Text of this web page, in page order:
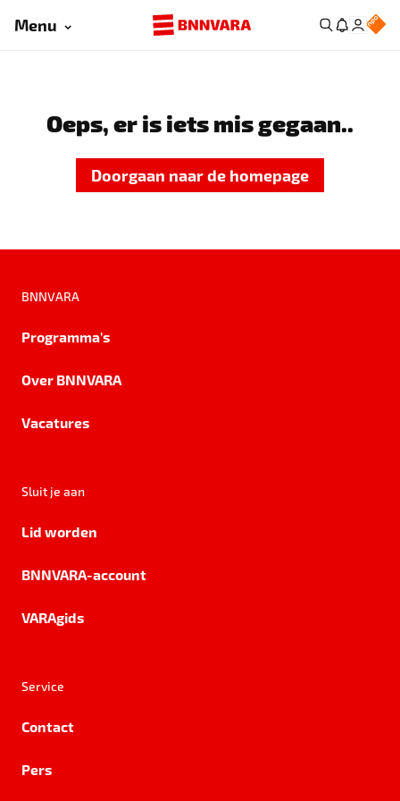
Menu
Oeps, er is iets mis gegaan..
Doorgaan naar de homepage
BNNVARA
Programma's
Over BNNVARA
Vacatures
Sluit je aan
Lid worden
BNNVARA-account
VARAgids
Service
Contact
Pers